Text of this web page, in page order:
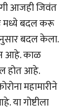
आजही जिवंत
मध्ये बदल करू
बदल केला.
आहे. काळ
होत आहे.
महामारीने
या गोष्टीला